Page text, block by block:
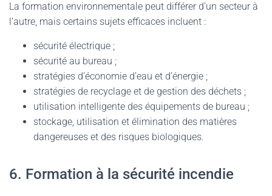
La formation environnementale peut différer d’un secteur à
l’autre, mais certains sujets efficaces incluent :
sécurité électrique ;
sécurité au bureau ;
stratégies d’économie d’eau et d’énergie ;
stratégies de recyclage et de gestion des déchets ;
utilisation intelligente des équipements de bureau ;
stockage, utilisation et élimination des matières
dangereuses et des risques biologiques.
6. Formation à la sécurité incendie